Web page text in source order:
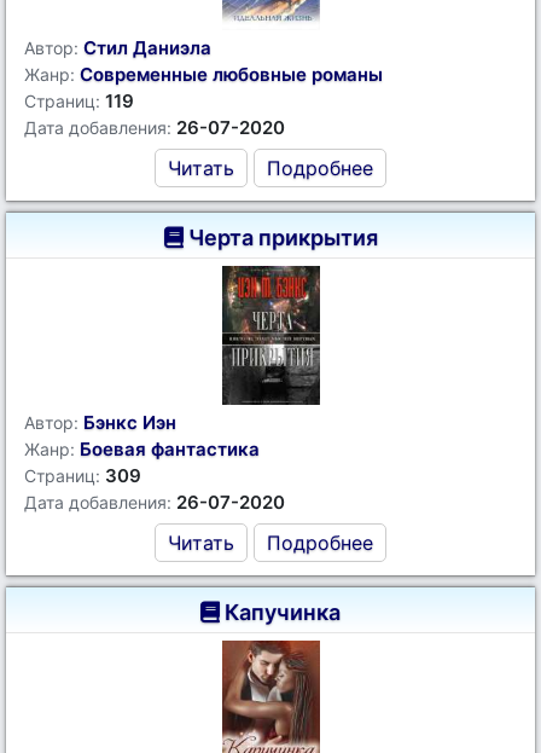
Автор: Стил Даниэла
Жанр: Современные любовные романы
Страниц: 119
Дата добавления: 26-07-2020
Читать Подробнее
Черта прикрытия
Автор: Бэнкс Иэн
Жанр: Боевая фантастика
Страниц: 309
Дата добавления: 26-07-2020
Читать Подробнее
Капучинка